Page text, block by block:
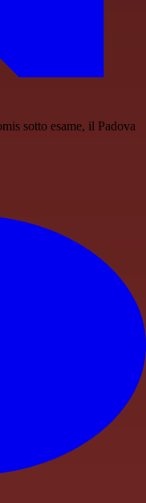
sotto esame, il Padova